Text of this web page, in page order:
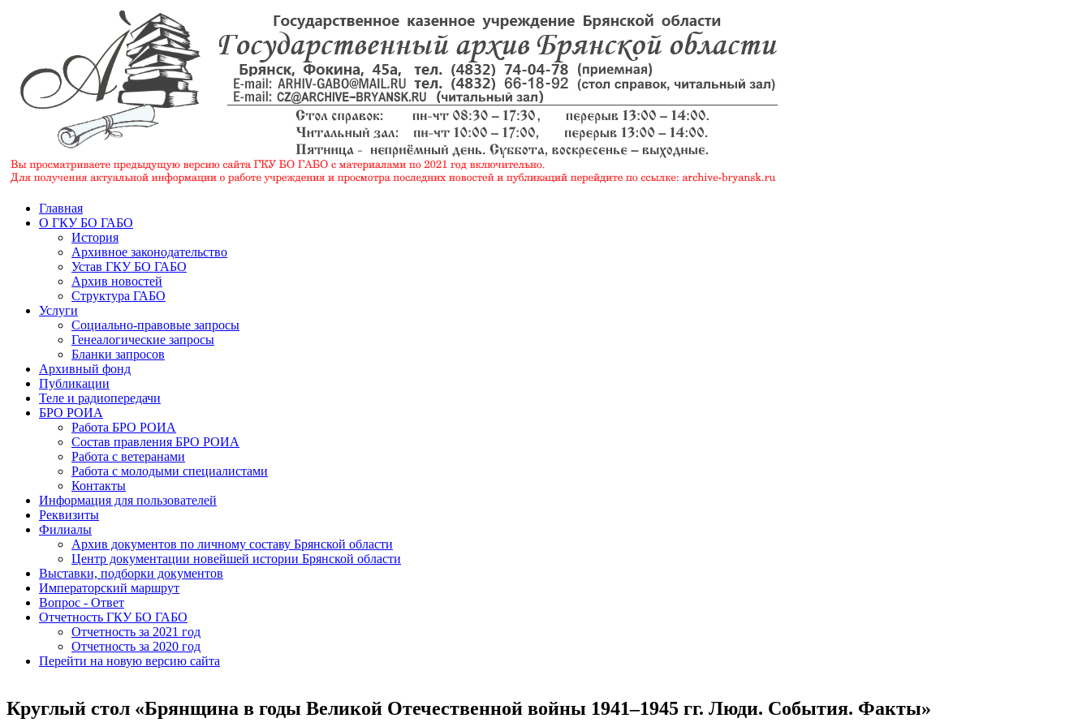
Главная
О ГКУ БО ГАБО
История
Архивное законодательство
Устав ГКУ БО ГАБО
Архив новостей
Структура ГАБО
Услуги
Социально-правовые запросы
Генеалогические запросы
Бланки запросов
Архивный фонд
Публикации
Теле и радиопередачи
БРО РОИА
Работа БРО РОИА
Состав правления БРО РОИА
Работа с ветеранами
Работа с молодыми специалистами
Контакты
Информация для пользователей
Реквизиты
Филиалы
Архив документов по личному составу Брянской области
Центр документации новейшей истории Брянской области
Выставки, подборки документов
Императорский маршрут
Вопрос - Ответ
Отчетность ГКУ БО ГАБО
Отчетность за 2021 год
Отчетность за 2020 год
Перейти на новую версию сайта
Круглый стол «Брянщина в годы Великой Отечественной войны 1941–1945 гг. Люди. События. Факты»